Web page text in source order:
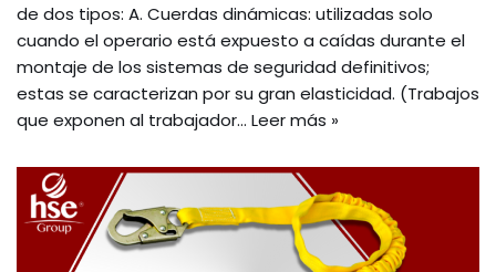
de dos tipos: A. Cuerdas dinámicas: utilizadas solo
cuando el operario está expuesto a caídas durante el
montaje de los sistemas de seguridad definitivos;
estas se caracterizan por su gran elasticidad. (Trabajos
que exponen al trabajador… Leer más »